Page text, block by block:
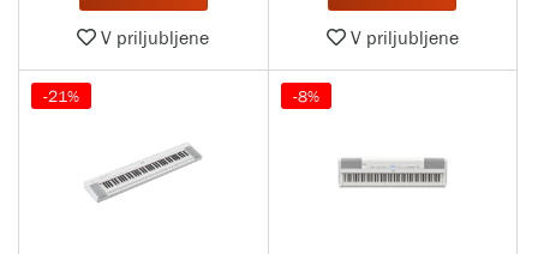
V priljubljene V priljubljene
-21% -8%